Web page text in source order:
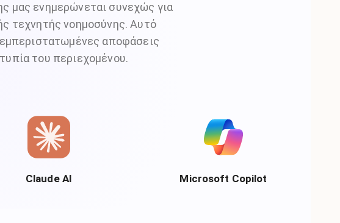
μας ενημερώνεται συνεχώς για
τεχνητής νοημοσύνης. Αυτό
εμπεριστατωμένες αποφάσεις
του περιεχομένου.
Claude AI Microsoft Copilot